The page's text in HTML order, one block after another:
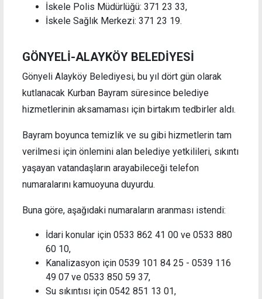
İskele Polis Müdürlüğü: 371 23 33,
İskele Sağlık Merkezi: 371 23 19.
GÖNYELİ-ALAYKÖY BELEDİYESİ
Gönyeli Alayköy Belediyesi, bu yıl dört gün olarak
kutlanacak Kurban Bayram süresince belediye
hizmetlerinin aksamaması için birtakım tedbirler aldı.
Bayram boyunca temizlik ve su gibi hizmetlerin tam
verilmesi için önlemini alan belediye yetkilileri, sıkıntı
yaşayan vatandaşların arayabileceği telefon
numaralarını kamuoyuna duyurdu.
Buna göre, aşağıdaki numaraların aranması istendi:
İdari konular için 0533 862 41 00 ve 0533 880
60 10,
Kanalizasyon için 0539 101 84 25 - 0539 116
49 07 ve 0533 850 59 37,
Su sıkıntısı için 0542 851 13 01,